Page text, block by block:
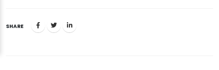
SHARE